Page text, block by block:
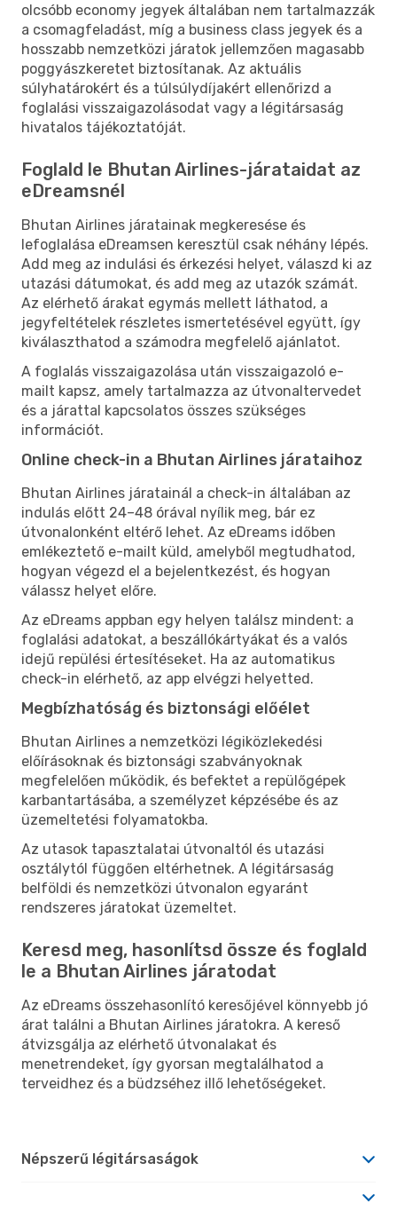
olcsóbb economy jegyek általában nem tartalmazzák
a csomagfeladást, míg a business class jegyek és a
hosszabb nemzetközi járatok jellemzően magasabb
poggyászkeretet biztosítanak. Az aktuális
súlyhatárokért és a túlsúlydíjakért ellenőrizd a
foglalási visszaigazolásodat vagy a légitársaság
hivatalos tájékoztatóját.
Foglald le Bhutan Airlines-járataidat az
eDreamsnél
Bhutan Airlines járatainak megkeresése és
lefoglalása eDreamsen keresztül csak néhány lépés.
Add meg az indulási és érkezési helyet, válaszd ki az
utazási dátumokat, és add meg az utazók számát.
Az elérhető árakat egymás mellett láthatod, a
jegyfeltételek részletes ismertetésével együtt, így
kiválaszthatod a számodra megfelelő ajánlatot.
A foglalás visszaigazolása után visszaigazoló e-
mailt kapsz, amely tartalmazza az útvonaltervedet
és a járattal kapcsolatos összes szükséges
információt.
Online check-in a Bhutan Airlines járataihoz
Bhutan Airlines járatainál a check-in általában az
indulás előtt 24–48 órával nyílik meg, bár ez
útvonalonként eltérő lehet. Az eDreams időben
emlékeztető e-mailt küld, amelyből megtudhatod,
hogyan végezd el a bejelentkezést, és hogyan
válassz helyet előre.
Az eDreams appban egy helyen találsz mindent: a
foglalási adatokat, a beszállókártyákat és a valós
idejű repülési értesítéseket. Ha az automatikus
check-in elérhető, az app elvégzi helyetted.
Megbízhatóság és biztonsági előélet
Bhutan Airlines a nemzetközi légiközlekedési
előírásoknak és biztonsági szabványoknak
megfelelően működik, és befektet a repülőgépek
karbantartásába, a személyzet képzésébe és az
üzemeltetési folyamatokba.
Az utasok tapasztalatai útvonaltól és utazási
osztálytól függően eltérhetnek. A légitársaság
belföldi és nemzetközi útvonalon egyaránt
rendszeres járatokat üzemeltet.
Keresd meg, hasonlítsd össze és foglald
le a Bhutan Airlines járatodat
Az eDreams összehasonlító keresőjével könnyebb jó
árat találni a Bhutan Airlines járatokra. A kereső
átvizsgálja az elérhető útvonalakat és
menetrendeket, így gyorsan megtalálhatod a
terveidhez és a büdzséhez illő lehetőségeket.
Népszerű légitársaságok